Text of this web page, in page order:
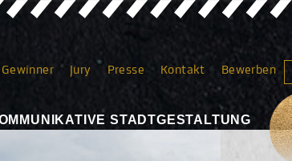
Gewinner Jury Presse Kontakt Bewerben
STADTGESTALTUNG